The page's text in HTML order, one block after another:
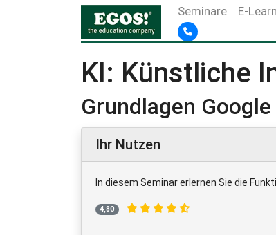
Seminare E-
KI: Künstliche
Grundlagen
Ihr Nutzen
In diesem Seminar erlernen Sie die
4,80